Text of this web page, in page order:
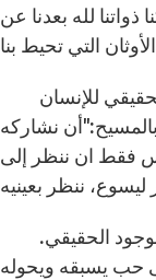
ذواتنا لله بعدنا عن
نشاركه
فقط ان ننظر إلى
حب يسبقه ويحوله